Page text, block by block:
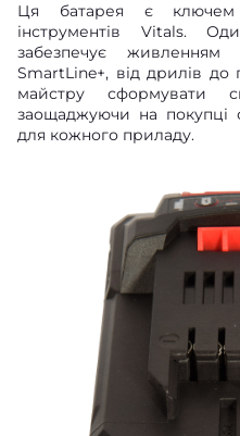
Ця батарея є ключем
інструментів Vitals.
забезпечує живленням
SmartLine+, від дрилів до
майстру сформувати
заощаджуючи на
для кожного приладу.